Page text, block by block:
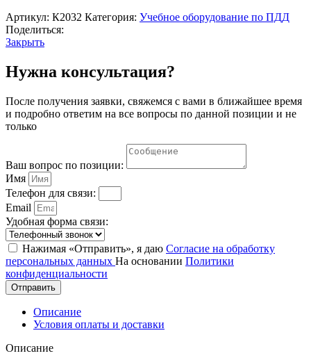
Артикул: К2032 Категория: Учебное оборудование по ПДД
Поделиться:
Закрыть
Нужна консультация?
После получения заявки, свяжемся с вами в ближайшее время
и подробно ответим на все вопросы по данной позиции и не
только
Ваш вопрос по позиции:
Имя
Телефон для связи:
Email
Удобная форма связи:
Нажимая «Отправить», я даю Согласие на обработку
персональных данных На основании Политики
конфиденциальности
Отправить
Описание
Условия оплаты и доставки
Описание